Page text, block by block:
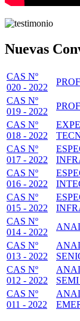
Nuevas
CAS Nº
020 - 2022
CAS Nº
019 - 2022
CAS Nº
018 - 2022
CAS Nº
017 - 2022
CAS Nº
016 - 2022
CAS Nº
015 - 2022
CAS Nº
014 - 2022
CAS Nº
013 - 2022
CAS Nº
012 - 2022
CAS Nº
011 - 2022